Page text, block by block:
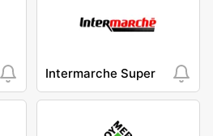
Intermarche Super